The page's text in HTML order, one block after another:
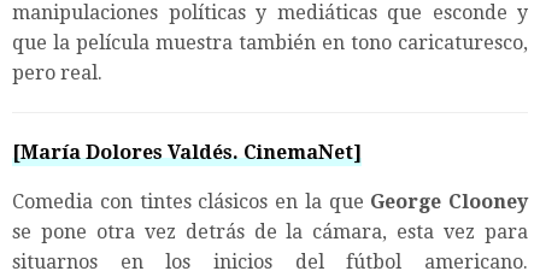
manipulaciones políticas y mediáticas que esconde y
que la película muestra también en tono caricaturesco,
pero real.
[María Dolores Valdés. CinemaNet]
Comedia con tintes clásicos en la que George Clooney
se pone otra vez detrás de la cámara, esta vez para
situarnos en los inicios del fútbol americano.